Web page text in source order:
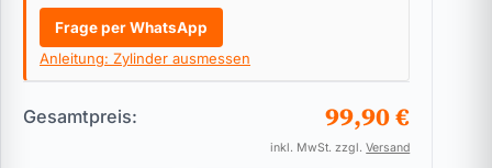
Frage per WhatsApp
Anleitung: Zylinder ausmessen
Gesamtpreis: 99,90 €
inkl. MwSt. zzgl.Versand